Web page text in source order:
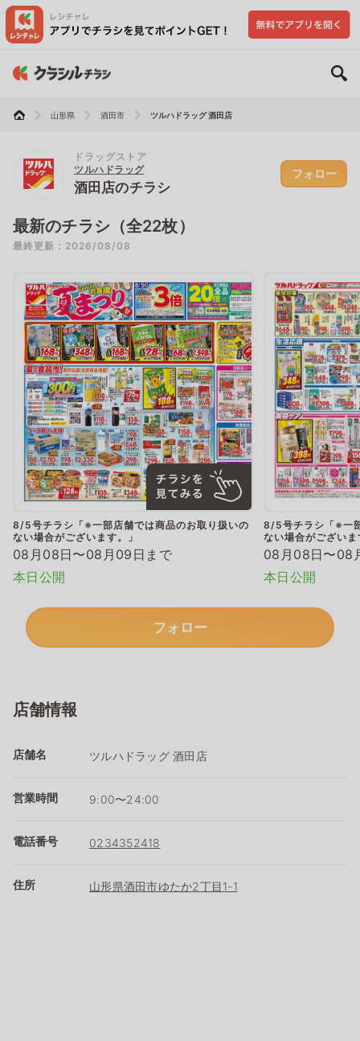
山形県 酒田市 ツルハドラッグ 酒田店
ドラッグストア
ツルハドラッグ
酒田店のチラシ
フォロー
最新のチラシ（全22枚）
最終更新：2026/08/08
8/5号チラシ「※一部店舗では商品のお取り扱いの
ない場合がございます。」
08月08日〜08月09日まで
本日公開
8/5号チラシ「※一
ない場合がございま
08月08日〜08
本日公開
フォロー
店舗情報
店舗名 ツルハドラッグ 酒田店
営業時間 9:00〜24:00
電話番号 0234352418
住所 山形県酒田市ゆたか2丁目1-1